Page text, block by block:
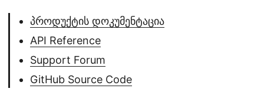
პროდუქტის დოკუმენტაცია
API Reference
Support Forum
GitHub Source Code